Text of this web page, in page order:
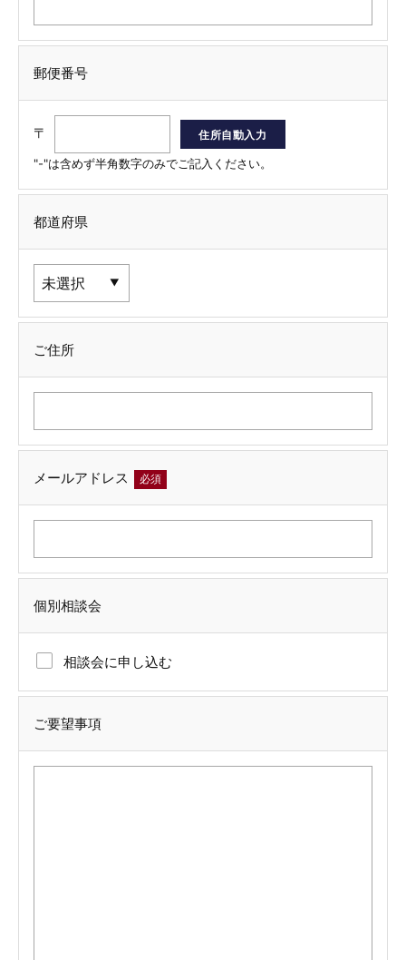
郵便番号
〒
"-"は含めず半角数字のみでご記入ください。
都道府県
ご住所
メールアドレス 必須
個別相談会
相談会に申し込む
ご要望事項